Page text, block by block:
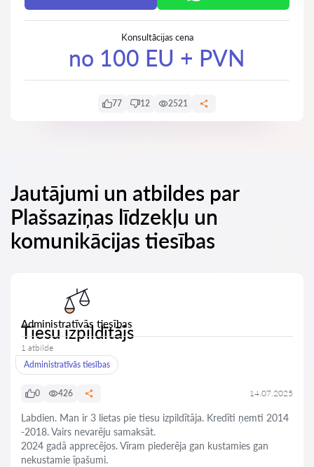
Konsultācijas cena
no 100 EU + PVN
77 12 2521
Jautājumi un atbildes par
Plašsaziņas līdzekļu un
komunikācijas tiesības
Administratīvās tiesības
Tiesu izpildītājs
1 atbilde
Administratīvās tiesības
0 426 14.07.2025
Labdien. Man ir 3 lietas pie tiesu izpildītāja. Kredīti ņemti 2014
-2018. Vairs nevarēju samaksāt.
2024 gadā apprecējos. Vīram piederēja gan kustamies gan
nekustamie īpašumi.